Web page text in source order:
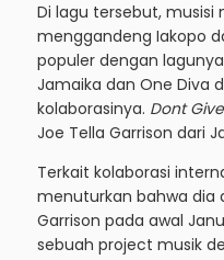
Di lagu tersebut, musisi
menggandeng Iakopo
populer dengan
Jamaika dan One Diva
kolaborasinya. Dont
Joe Tella Garrison dari
Terkait kolaborasi
menuturkan bahwa dia
Garrison pada awal
sebuah project musik